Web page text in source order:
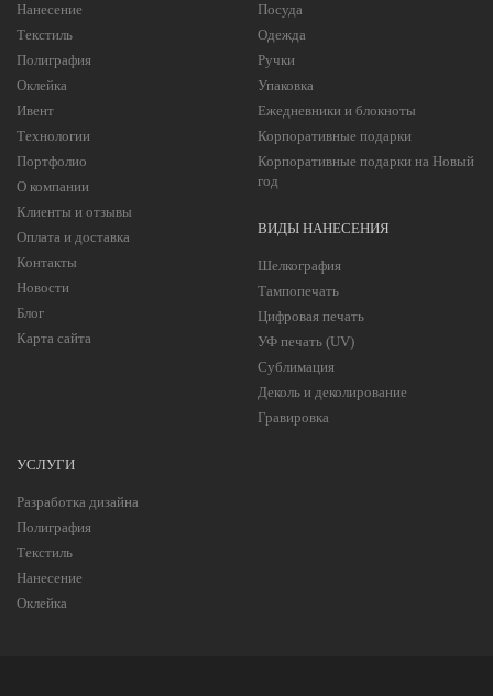
Нанесение
Текстиль
Полиграфия
Оклейка
Ивент
Технологии
Портфолио
О компании
Клиенты и отзывы
Оплата и доставка
Контакты
Новости
Блог
Карта сайта
Посуда
Одежда
Ручки
Упаковка
Ежедневники и блокноты
Корпоративные подарки
Корпоративные подарки на Новый
год
ВИДЫ НАНЕСЕНИЯ
Шелкография
Тампопечать
Цифровая печать
УФ печать (UV)
Сублимация
Деколь и деколирование
Гравировка
УСЛУГИ
Разработка дизайна
Полиграфия
Текстиль
Нанесение
Оклейка